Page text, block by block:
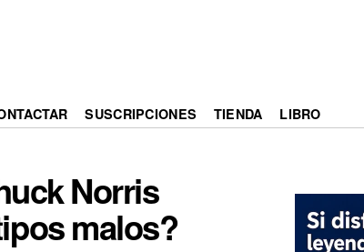
SUSCRIPCIONES TIENDA LIBRO
Norris
malos?